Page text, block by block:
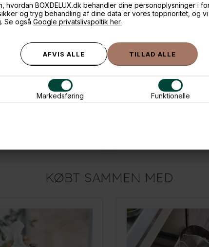
hvordan BOXDELUX.dk behandler dine personoplysninger i
og tryg behandling af dine data er vores topprioritet, og
Se også Google privatslivspoltik her.
Markedsføring Funktionelle
KØBT SAMMEN MED